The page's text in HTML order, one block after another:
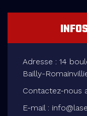
Adresse : 14
Bailly-
Contactez-nous
E-mail :